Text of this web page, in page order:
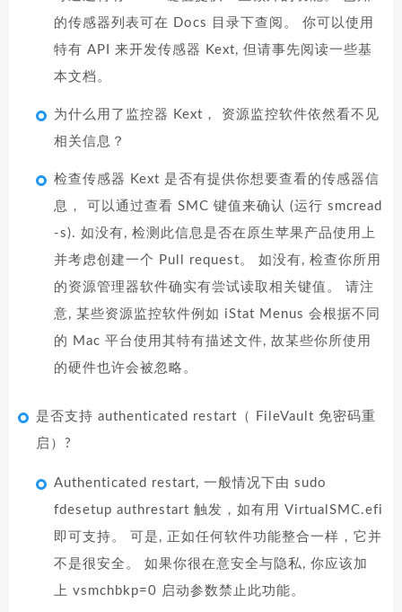
的传感器列表可在 Docs 目录下查阅。 你可以使用
特有 API 来开发传感器 Kext, 但请事先阅读一些基
本文档。
为什么用了监控器 Kext， 资源监控软件依然看不见
相关信息？
检查传感器 Kext 是否有提供你想要查看的传感器信
息， 可以通过查看 SMC 键值来确认 (运行 smcread
-s). 如没有, 检测此信息是否在原生苹果产品使用上
并考虑创建一个 Pull request。 如没有, 检查你所用
的资源管理器软件确实有尝试读取相关键值。 请注
意, 某些资源监控软件例如 iStat Menus 会根据不同
的 Mac 平台使用其特有描述文件, 故某些你所使用
的硬件也许会被忽略。
是否支持 authenticated restart（ FileVault 免密码重
启）?
Authenticated restart, 一般情况下由 sudo
fdesetup authrestart 触发，如有用 VirtualSMC.efi
即可支持。 可是, 正如任何软件功能整合一样，它并
不是很安全。 如果你很在意安全与隐私, 你应该加
上 vsmchbkp=0 启动参数禁止此功能。